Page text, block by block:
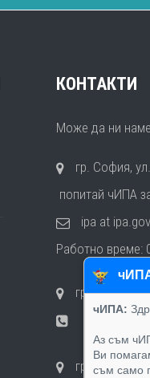
чИПА:
Аз съм
Ви
съм само
КОНТАКТИ
Може да ни
гр. София,
попитай чИПА
ipa at
Работно време:
гр. София,
02 987 4672
гр. Банкя,